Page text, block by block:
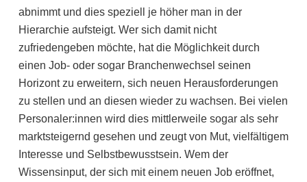
abnimmt und dies speziell je höher man in der
Hierarchie aufsteigt. Wer sich damit nicht
zufriedengeben möchte, hat die Möglichkeit durch
einen Job- oder sogar Branchenwechsel seinen
Horizont zu erweitern, sich neuen Herausforderungen
zu stellen und an diesen wieder zu wachsen. Bei vielen
Personaler:innen wird dies mittlerweile sogar als sehr
marktsteigernd gesehen und zeugt von Mut, vielfältigem
Interesse und Selbstbewusstsein. Wem der
Wissensinput, der sich mit einem neuen Job eröffnet,